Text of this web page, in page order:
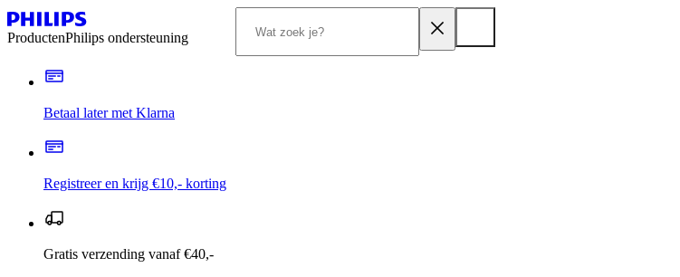
ProductenPhilips ondersteuning
Betaal later met Klarna
Registreer en krijg €10,- korting
Gratis verzending vanaf €40,-